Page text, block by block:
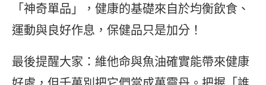
「神奇單品」，健康的基礎來自於均衡飲食、
運動與良好作息，保健品只是加分！
最後提醒大家：維他命與魚油確實能帶來健康